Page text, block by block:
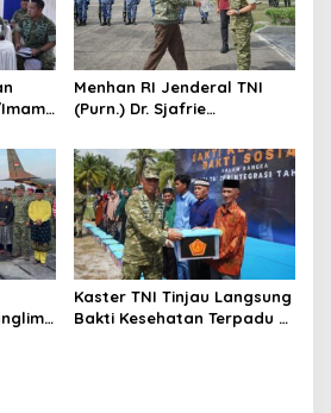
Menhan RI Jenderal TNI
(Purn.) Dr. Sjafrie
Pekanbaru, Kodam XIX
Tuanku Tambusai Kawal
Kunjungan ke Dua Yonif
Teritorial Pembangunan
Kaster TNI Tinjau Langsung
Bakti Kesehatan Terpadu di